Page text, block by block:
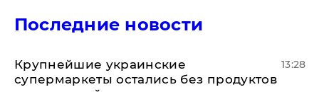
Последние новости
Крупнейшие украинские
супермаркеты остались без продуктов
13:28